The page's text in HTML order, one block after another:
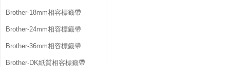
Brother-18mm相容標籤帶
Brother-24mm相容標籤帶
Brother-36mm相容標籤帶
Brother-DK紙質相容標籤帶